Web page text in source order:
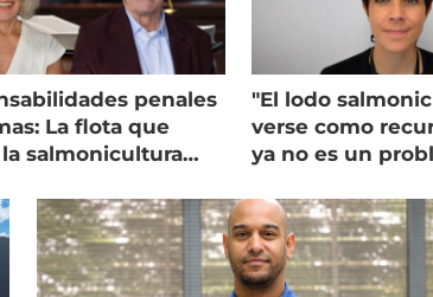
penales
La flota que
salmonicultura
"El lodo
verse como
ya no es un